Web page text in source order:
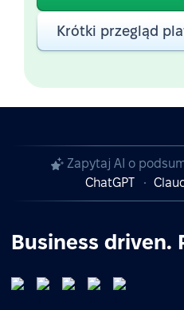
Krótki przegląd
Zapytaj AI o
ChatGPT
Business driven.